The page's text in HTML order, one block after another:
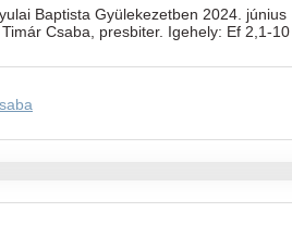
Baptista Gyülekezetben 2024. június
Csaba, presbiter. Igehely: Ef 2,1-10